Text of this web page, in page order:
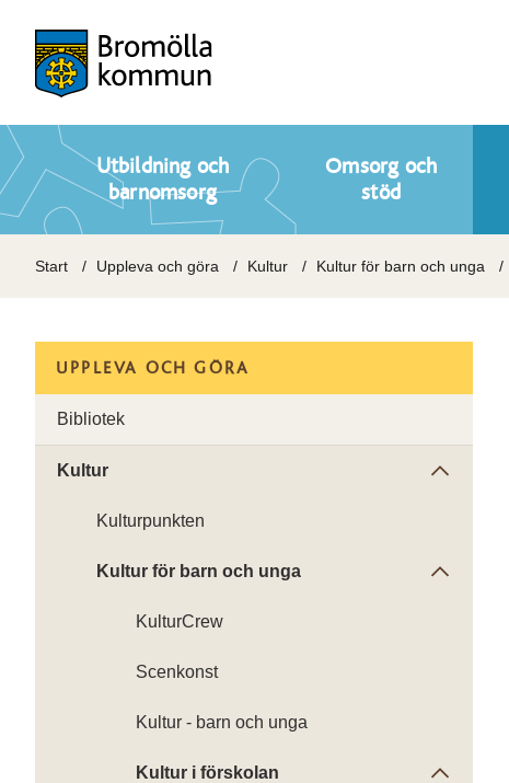
Utbildning och
barnomsorg
Omsorg och
stöd
Start Uppleva och göra Kultur Kultur för barn och unga
UPPLEVA OCH GÖRA
Bibliotek
Kultur
Kulturpunkten
Kultur för barn och unga
KulturCrew
Scenkonst
Kultur - barn och unga
Kultur i förskolan